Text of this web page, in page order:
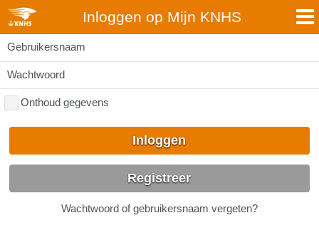
Inloggen op Mijn KNHS
Gebruikersnaam
Wachtwoord
Onthoud gegevens
Inloggen
Registreer
Wachtwoord of gebruikersnaam vergeten?